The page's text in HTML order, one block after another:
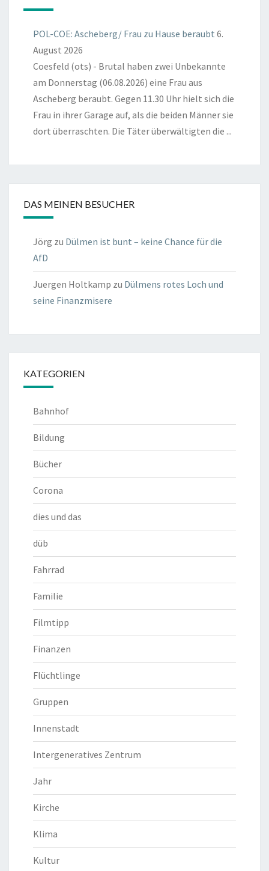
POL-COE: Ascheberg/ Frau zu Hause beraubt 6.
August 2026
Coesfeld (ots) - Brutal haben zwei Unbekannte
am Donnerstag (06.08.2026) eine Frau aus
Ascheberg beraubt. Gegen 11.30 Uhr hielt sich die
Frau in ihrer Garage auf, als die beiden Männer sie
dort überraschten. Die Täter überwältigten die ...
DAS MEINEN BESUCHER
Jörg zu Dülmen ist bunt – keine Chance für die
AfD
Juergen Holtkamp zu Dülmens rotes Loch und
seine Finanzmisere
KATEGORIEN
Bahnhof
Bildung
Bücher
Corona
dies und das
düb
Fahrrad
Familie
Filmtipp
Finanzen
Flüchtlinge
Gruppen
Innenstadt
Intergeneratives Zentrum
Jahr
Kirche
Klima
Kultur